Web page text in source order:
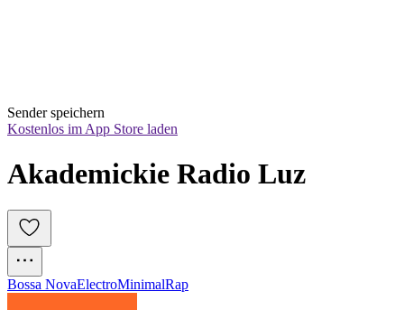
Sender speichern
Kostenlos im App Store laden
Akademickie Radio Luz
Bossa NovaElectroMinimalRap